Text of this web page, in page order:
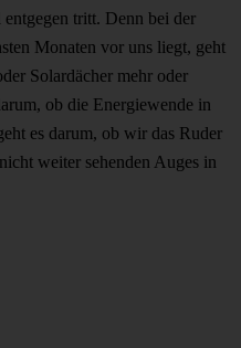
tritt. Denn bei der
Monaten vor uns liegt, geht
Solardächer mehr oder
ob die Energiewende in
es darum, ob wir das Ruder
weiter sehenden Auges in